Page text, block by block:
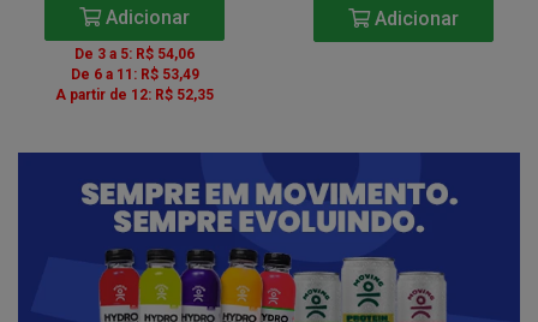
Adicionar
De 3 a 5: R$ 54,06
De 6 a 11: R$ 53,49
A partir de 12: R$ 52,35
Adicionar